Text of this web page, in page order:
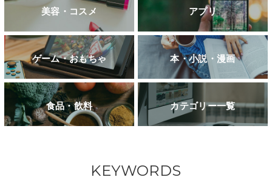
美容・コスメ アプリ
ゲーム・おもちゃ 本・小説・漫画
食品・飲料 カテゴリー一覧
KEYWORDS